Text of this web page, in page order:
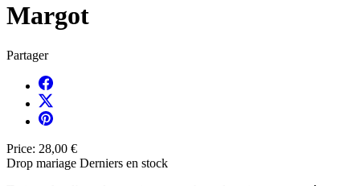
Margot
Partager
Price: 28,00 €
Drop mariage Derniers en stock